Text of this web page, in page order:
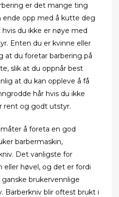
er det mange ting
ende opp med å kutte deg
du ikke er nøye med
Enten du er kvinne eller
at du foretar barbering på
slik at du oppnår best
at du kan oppleve å få
hår hvis du ikke
rent og godt utstyr.
å foreta en god
barbermaskin,
Det vanligste for
eller høvel, og det er fordi
brukervennlige
Barberkniv blir oftest brukt i